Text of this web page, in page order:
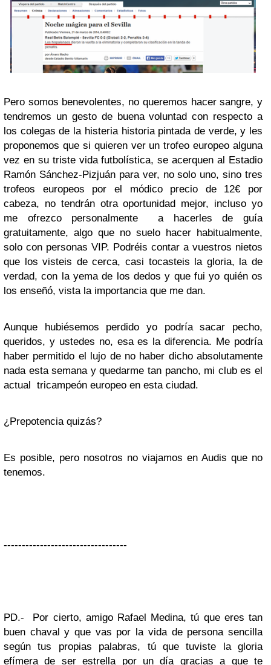
Pero somos benevolentes, no queremos hacer sangre, y
tendremos un gesto de buena voluntad con respecto a
los colegas de la histeriahistoria pintada de verde, y les
proponemos que si quieren ver un trofeo europeo alguna
vez en su triste vida futbolística, se acerquen al Estadio
Ramón Sánchez-Pizjuán para ver, no solo uno, sino tres
trofeos europeos por el módico precio de 12€ por
cabeza, no tendrán otra oportunidad mejor, incluso yo
me ofrezco personalmente a hacerles de guía
gratuitamente, algo que no suelo hacer habitualmente,
solo con personas VIP. Podréis contar a vuestros nietos
que los visteis de cerca, casi tocasteis la gloria, la de
verdad, con la yema de los dedos y que fui yo quién os
los enseñó, vista la importancia que me dan.
Aunque hubiésemos perdido yo podría sacar pecho,
queridos, y ustedes no, esa es la diferencia. Me podría
haber permitido el lujo de no haber dicho absolutamente
nada esta semana y quedarme tan pancho, mi club es el
actual tricampeón europeo en esta ciudad.
¿Prepotencia quizás?
Es posible, pero nosotros no viajamos en Audis que no
tenemos.
----------------------------------
PD.- Por cierto, amigo Rafael Medina, tú que eres tan
buen chaval y que vas por la vida de persona sencilla
según tus propias palabras, tú que tuviste la gloria
efímera de ser estrella por un día gracias a que te